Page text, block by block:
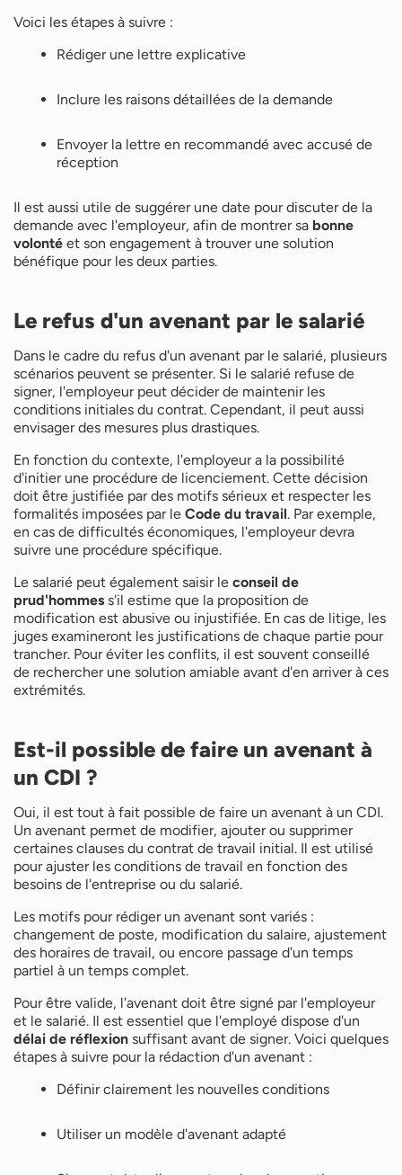
Voici les étapes à suivre :
Rédiger une lettre explicative
Inclure les raisons détaillées de la demande
Envoyer la lettre en recommandé avec accusé de
réception
Il est aussi utile de suggérer une date pour discuter de la
demande avec l'employeur, afin de montrer sa bonne
volonté et son engagement à trouver une solution
bénéfique pour les deux parties.
Le refus d'un avenant par le salarié
Dans le cadre du refus d'un avenant par le salarié, plusieurs
scénarios peuvent se présenter. Si le salarié refuse de
signer, l'employeur peut décider de maintenir les
conditions initiales du contrat. Cependant, il peut aussi
envisager des mesures plus drastiques.
En fonction du contexte, l'employeur a la possibilité
d'initier une procédure de licenciement. Cette décision
doit être justifiée par des motifs sérieux et respecter les
formalités imposées par le Code du travail. Par exemple,
en cas de difficultés économiques, l'employeur devra
suivre une procédure spécifique.
Le salarié peut également saisir le conseil de
prud'hommes s'il estime que la proposition de
modification est abusive ou injustifiée. En cas de litige, les
juges examineront les justifications de chaque partie pour
trancher. Pour éviter les conflits, il est souvent conseillé
de rechercher une solution amiable avant d'en arriver à ces
extrémités.
Est-il possible de faire un avenant à
un CDI ?
Oui, il est tout à fait possible de faire un avenant à un CDI.
Un avenant permet de modifier, ajouter ou supprimer
certaines clauses du contrat de travail initial. Il est utilisé
pour ajuster les conditions de travail en fonction des
besoins de l'entreprise ou du salarié.
Les motifs pour rédiger un avenant sont variés :
changement de poste, modification du salaire, ajustement
des horaires de travail, ou encore passage d'un temps
partiel à un temps complet.
Pour être valide, l'avenant doit être signé par l'employeur
et le salarié. Il est essentiel que l'employé dispose d'un
délai de réflexion suffisant avant de signer. Voici quelques
étapes à suivre pour la rédaction d'un avenant :
Définir clairement les nouvelles conditions
Utiliser un modèle d'avenant adapté